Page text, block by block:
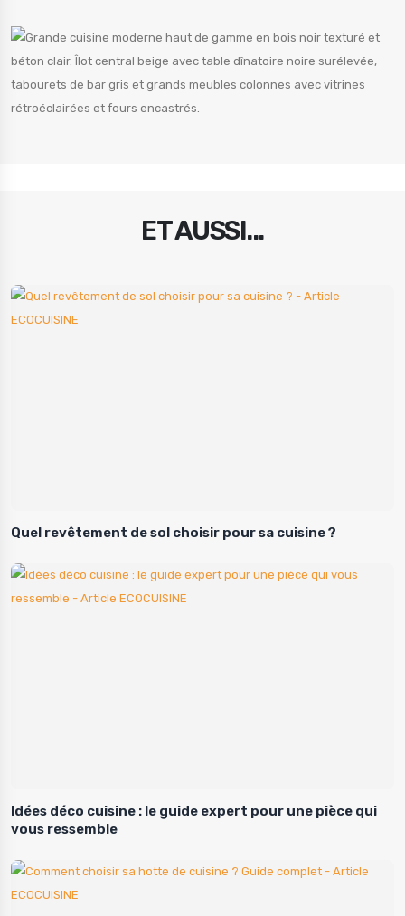
ET AUSSI...
Quel revêtement de sol choisir pour sa cuisine ?
Idées déco cuisine : le guide expert pour une pièce qui
vous ressemble